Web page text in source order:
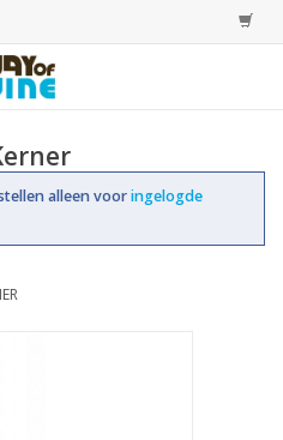
alleen vooringelogde